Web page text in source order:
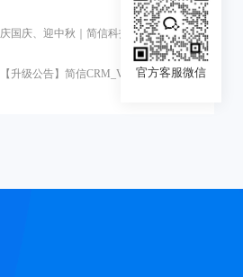
庆国庆、迎中秋｜简信科技2025国庆...
【升级公告】简信CRM_V4.7.5...官方客服微信